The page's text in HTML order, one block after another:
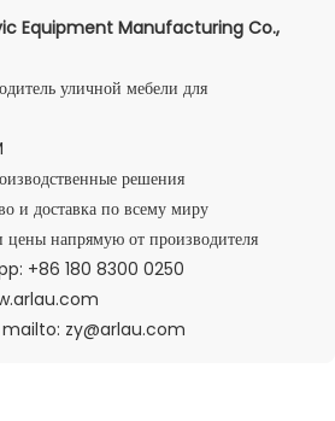
Equipment Manufacturing Co.,
уличной мебели для
решения
и доставка по всему миру
напрямую от производителя
+86 180 8300 0250
mailto: zy@arlau.com